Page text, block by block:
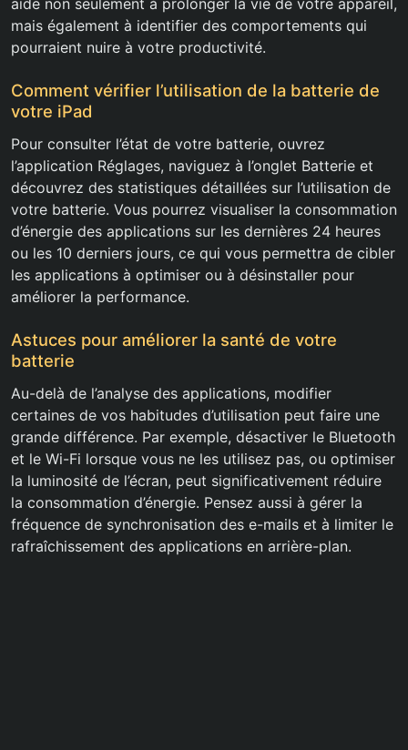
aide non seulement à prolonger la vie de votre appareil,
mais également à identifier des comportements qui
pourraient nuire à votre productivité.
Comment vérifier l’utilisation de la batterie de
votre iPad
Pour consulter l’état de votre batterie, ouvrez
l’application Réglages, naviguez à l’onglet Batterie et
découvrez des statistiques détaillées sur l’utilisation de
votre batterie. Vous pourrez visualiser la consommation
d’énergie des applications sur les dernières 24 heures
ou les 10 derniers jours, ce qui vous permettra de cibler
les applications à optimiser ou à désinstaller pour
améliorer la performance.
Astuces pour améliorer la santé de votre
batterie
Au-delà de l’analyse des applications, modifier
certaines de vos habitudes d’utilisation peut faire une
grande différence. Par exemple, désactiver le Bluetooth
et le Wi-Fi lorsque vous ne les utilisez pas, ou optimiser
la luminosité de l’écran, peut significativement réduire
la consommation d’énergie. Pensez aussi à gérer la
fréquence de synchronisation des e-mails et à limiter le
rafraîchissement des applications en arrière-plan.